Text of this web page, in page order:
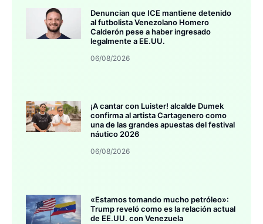
Denuncian que ICE mantiene detenido
al futbolista Venezolano Homero
Calderón pese a haber ingresado
legalmente a EE.UU.
06/08/2026
¡A cantar con Luister! alcalde Dumek
confirma al artista Cartagenero como
una de las grandes apuestas del festival
náutico 2026
06/08/2026
«Estamos tomando mucho petróleo»:
Trump reveló como es la relación actual
de EE.UU. con Venezuela